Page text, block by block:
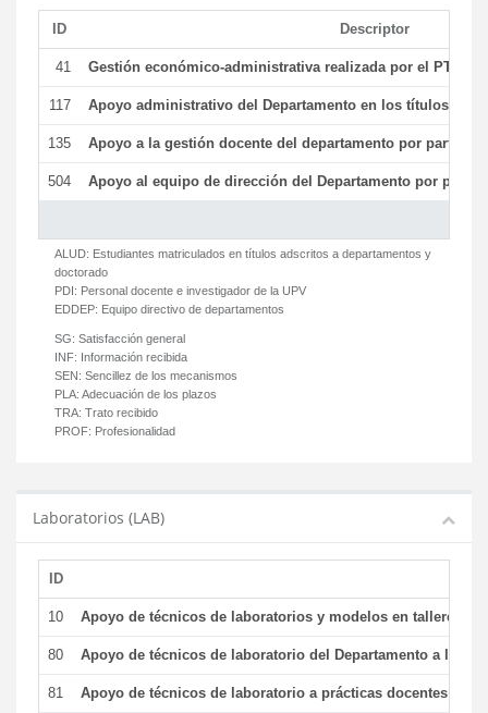
ID Descriptor
41 Gestión económico-administrativa realizada por el PTGAS
117 Apoyo administrativo del Departamento en los títulos de
135 Apoyo a la gestión docente del departamento por parte
504 Apoyo al equipo de dirección del Departamento por parte
ALUD: Estudiantes matriculados en títulos adscritos a departamentos y
doctorado
PDI: Personal docente e investigador de la UPV
EDDEP: Equipo directivo de departamentos
SG: Satisfacción general
INF: Información recibida
SEN: Sencillez de los mecanismos
PLA: Adecuación de los plazos
TRA: Trato recibido
PROF: Profesionalidad
Laboratorios (LAB)
ID
10 Apoyo de técnicos de laboratorios y modelos en talleres/
80 Apoyo de técnicos de laboratorio del Departamento a la
81 Apoyo de técnicos de laboratorio a prácticas docentes y